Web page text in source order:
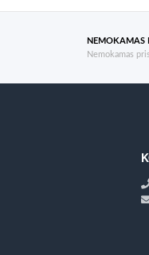
NEMOKAMAS
Nemokamas